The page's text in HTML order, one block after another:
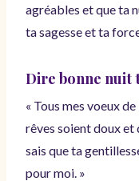
agréables et que ta
ta sagesse et ta
Dire bonne nuit
« Tous mes voeux
rêves soient doux et
sais que ta
pour moi. »